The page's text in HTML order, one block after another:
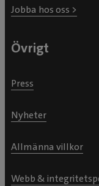
Jobba hos oss >
Övrigt
Press
Nyheter
Allmänna villkor
Webb &